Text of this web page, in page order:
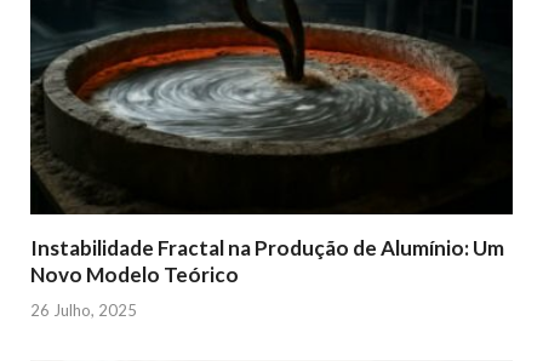
Instabilidade Fractal na Produção de Alumínio: Um
Novo Modelo Teórico
26 Julho, 2025